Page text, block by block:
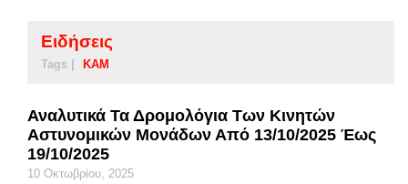
Ειδήσεις
Tags | KAM
Αναλυτικά Τα Δρομολόγια Των Κινητών
Αστυνομικών Μονάδων Από 13/10/2025 Έως
19/10/2025
10 Οκτωβρίου, 2025